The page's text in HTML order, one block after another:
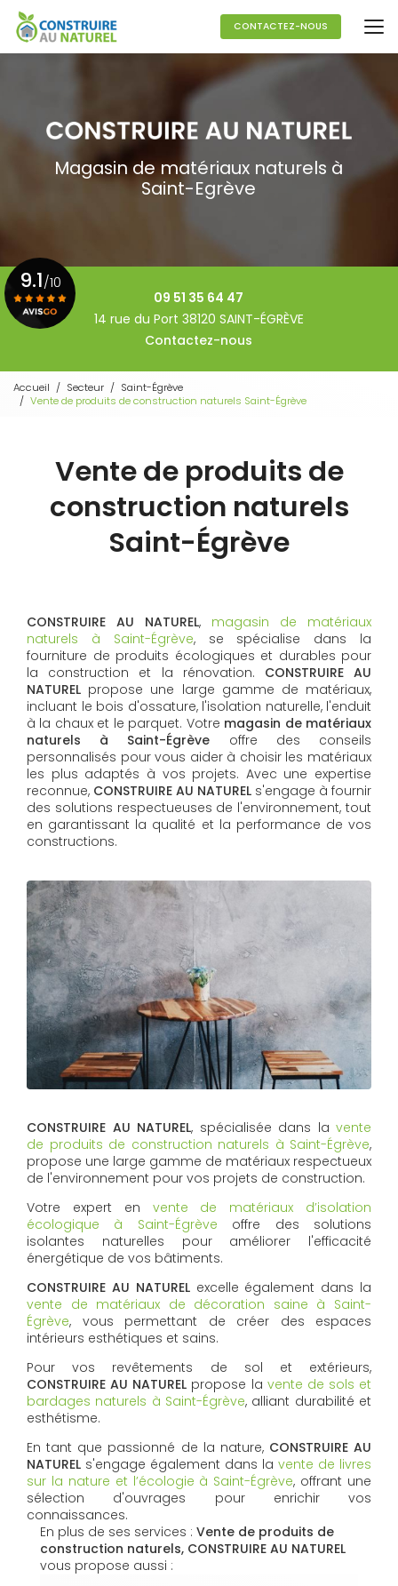
Aller
au
contenu
principal
CONTACTEZ-NOUS
Magasin de matériaux naturels à
Saint-Egrève
09 51 35 64 47
14 rue du Port 38120 SAINT-ÉGRÈVE
Contactez-nous
9.1/10
Accueil Secteur
Saint-Égrève
Vente de produits de construction naturels Saint-Égrève
Vente de produits de
construction naturels
Saint-Égrève
CONSTRUIRE AU NATUREL, magasin de matériaux
naturels à Saint-Égrève, se spécialise dans la
fourniture de produits écologiques et durables pour
la construction et la rénovation. CONSTRUIRE AU
NATUREL propose une large gamme de matériaux,
incluant le bois d'ossature, l'isolation naturelle, l'enduit
à la chaux et le parquet. Votre magasin de matériaux
naturels à Saint-Égrève offre des conseils
personnalisés pour vous aider à choisir les matériaux
les plus adaptés à vos projets. Avec une expertise
reconnue, CONSTRUIRE AU NATUREL s'engage à fournir
des solutions respectueuses de l'environnement, tout
en garantissant la qualité et la performance de vos
constructions.
CONSTRUIRE AU NATUREL, spécialisée dans la vente
de produits de construction naturels à Saint-Égrève,
propose une large gamme de matériaux respectueux
de l'environnement pour vos projets de construction.
Votre expert en vente de matériaux d’isolation
écologique à Saint-Égrève offre des solutions
isolantes naturelles pour améliorer l'efficacité
énergétique de vos bâtiments.
CONSTRUIRE AU NATURELexcelle également dans la
vente de matériaux de décoration saine à Saint-
Égrève, vous permettant de créer des espaces
intérieurs esthétiques et sains.
Pour vos revêtements de sol et extérieurs,
CONSTRUIRE AU NATUREL propose la vente de sols et
bardages naturels à Saint-Égrève, alliant durabilité et
esthétisme.
En tant que passionné de la nature, CONSTRUIRE AU
NATUREL s'engage également dans la vente de livres
sur la nature et l’écologie à Saint-Égrève, offrant une
sélection d'ouvrages pour enrichir vos
connaissances.
En plus de ses services : Vente de produits de
construction naturels, CONSTRUIRE AU NATUREL
vous propose aussi :